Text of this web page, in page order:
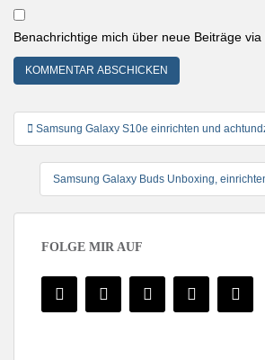
Benachrichtige mich über neue Beiträge via
Beitragsnavigation
Samsung Galaxy S10e einrichten und
Samsung Galaxy Buds Unboxing,
FOLGE MIR AUF